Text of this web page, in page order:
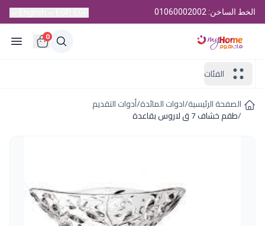
الخط الساخن: 01060002002
0
الفئات
الصفحة الرئيسية/ادوات المائدة/أدوات التقديم
/طقم خشاف 7 ق لاروس بقاعدة